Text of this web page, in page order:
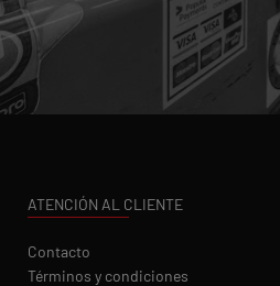
ATENCIÓN AL CLIENTE
Contacto
Términos y condiciones